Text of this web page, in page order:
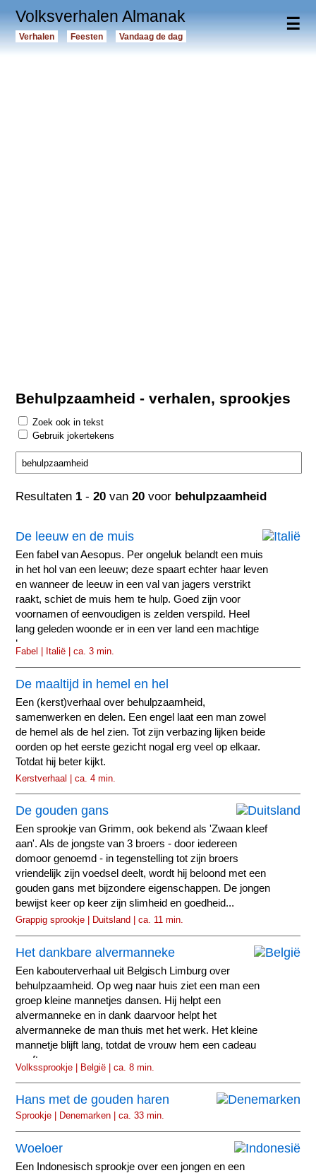
☰
Volksverhalen Almanak
Verhalen Feesten Vandaag de dag
Behulpzaamheid - verhalen, sprookjes
Zoek ook in tekst
Gebruik jokertekens
Resultaten 1 -20 van20 voor behulpzaamheid
De leeuw en de muis
Een fabel van Aesopus. Per ongeluk belandt een muis
in het hol van een leeuw; deze spaart echter haar leven
en wanneer de leeuw in een val van jagers verstrikt
raakt, schiet de muis hem te hulp. Goed zijn voor
voornamen of eenvoudigen is zelden verspild. Heel
lang geleden woonde er in een ver land een machtige
leeuw.
Fabel | Italië | ca. 3 min.
De maaltijd in hemel en hel
Een (kerst)verhaal over behulpzaamheid,
samenwerken en delen. Een engel laat een man zowel
de hemel als de hel zien. Tot zijn verbazing lijken beide
oorden op het eerste gezicht nogal erg veel op elkaar.
Totdat hij beter kijkt.
Kerstverhaal | ca. 4 min.
De gouden gans
Een sprookje van Grimm, ook bekend als 'Zwaan kleef
aan'. Als de jongste van 3 broers - door iedereen
domoor genoemd - in tegenstelling tot zijn broers
vriendelijk zijn voedsel deelt, wordt hij beloond met een
gouden gans met bijzondere eigenschappen. De jongen
bewijst keer op keer zijn slimheid en goedheid...
Grappig sprookje | Duitsland | ca. 11 min.
Het dankbare alvermanneke
Een kabouterverhaal uit Belgisch Limburg over
behulpzaamheid. Op weg naar huis ziet een man een
groep kleine mannetjes dansen. Hij helpt een
alvermanneke en in dank daarvoor helpt het
alvermanneke de man thuis met het werk. Het kleine
mannetje blijft lang, totdat de vrouw hem een cadeau
geeft.
Volkssprookje | België | ca. 8 min.
Hans met de gouden haren
Sprookje | Denemarken | ca. 33 min.
Woeloer
Een Indonesisch sprookje over een jongen en een